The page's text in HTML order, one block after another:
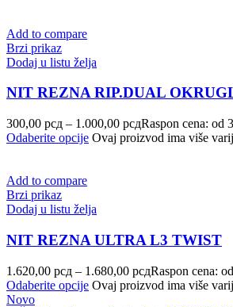
Add to compare
Brzi prikaz
Dodaj u listu želja
NIT REZNA RIP.DUAL
300,00 рсд – 1.000,00 рсдRaspon cena: od
Odaberite opcije Ovaj proizvod ima više
Add to compare
Brzi prikaz
Dodaj u listu želja
NIT REZNA ULTRA L3 TWIST
1.620,00 рсд – 1.680,00 рсдRaspon cena:
Odaberite opcije Ovaj proizvod ima više
Novo